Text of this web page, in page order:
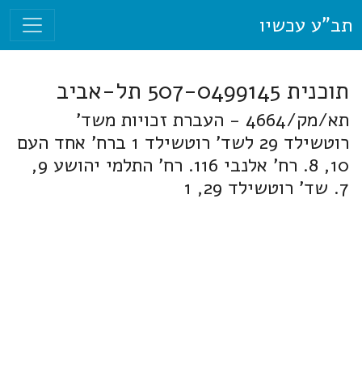
תב"ע עכשיו
תוכנית 507-0499145 תל-אביב
תא/מק/4664 - העברת זכויות משד'
רוטשילד 29 לשד' רוטשילד 1 ברח' אחד העם
10, 8. רח' אלנבי 116. רח' התלמי יהושע 9,
7. שד' רוטשילד 29, 1